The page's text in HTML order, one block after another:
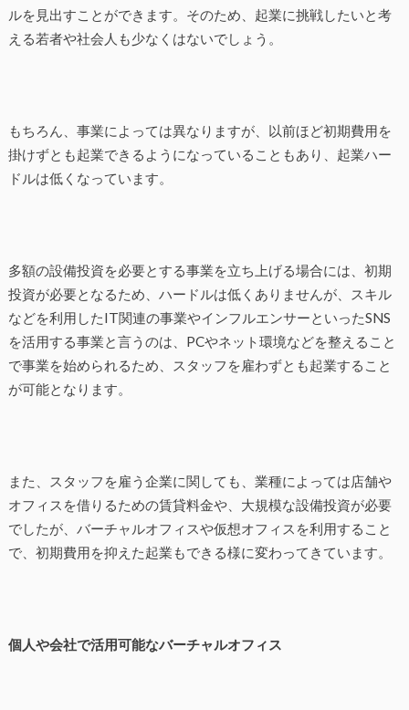
ルを見出すことができます。そのため、起業に挑戦したいと考
える若者や社会人も少なくはないでしょう。
もちろん、事業によっては異なりますが、以前ほど初期費用を
掛けずとも起業できるようになっていることもあり、起業ハー
ドルは低くなっています。
多額の設備投資を必要とする事業を立ち上げる場合には、初期
投資が必要となるため、ハードルは低くありませんが、スキル
などを利用したIT関連の事業やインフルエンサーといったSNS
を活用する事業と言うのは、PCやネット環境などを整えること
で事業を始められるため、スタッフを雇わずとも起業すること
が可能となります。
また、スタッフを雇う企業に関しても、業種によっては店舗や
オフィスを借りるための賃貸料金や、大規模な設備投資が必要
でしたが、バーチャルオフィスや仮想オフィスを利用すること
で、初期費用を抑えた起業もできる様に変わってきています。
個人や会社で活用可能なバーチャルオフィス